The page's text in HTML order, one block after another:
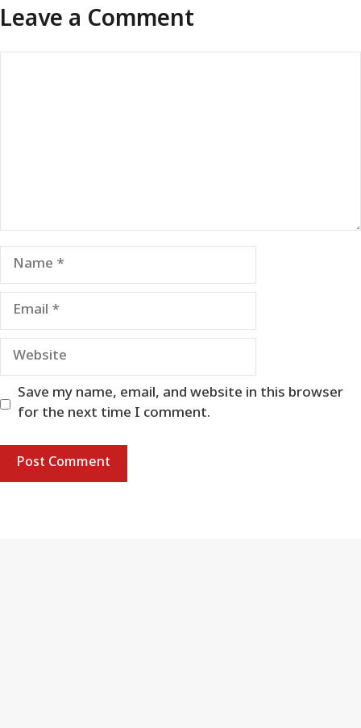
Leave a Comment
Name
Email
Website
Save my name, email, and website in this browser
for the next time I comment.